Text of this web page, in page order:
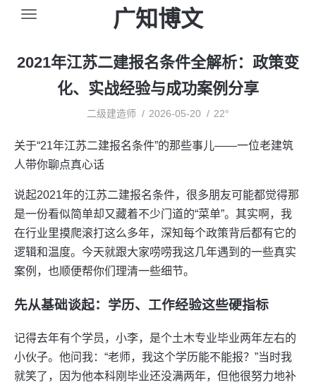
广知博文
2021年江苏二建报名条件全解析：政策变
化、实战经验与成功案例分享
二级建造师 2026-05-20 22°
关于“21年江苏二建报名条件”的那些事儿——一位老建筑
人带你聊点真心话
说起2021年的江苏二建报名条件，很多朋友可能都觉得那
是一份看似简单却又藏着不少门道的“菜单”。其实啊，我
在行业里摸爬滚打这么多年，深知每个政策背后都有它的
逻辑和温度。今天就跟大家唠唠我这几年遇到的一些真实
案例，也顺便帮你们理清一些细节。
先从基础谈起：学历、工作经验这些硬指标
记得去年有个学员，小李，是个土木专业毕业两年左右的
小伙子。他问我：“老师，我这个学历能不能报？”当时我
就笑了，因为他本科刚毕业还没满两年，但他很努力地补